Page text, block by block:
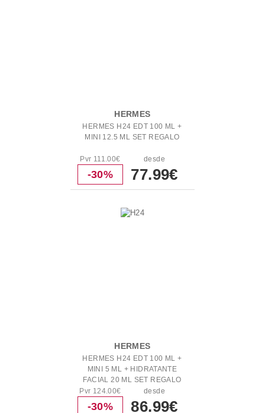
HERMES
HERMES H24 EDT 100 ML +
MINI 12.5 ML SET REGALO
Pvr 111.00€
-30%
desde
77.99€
HERMES
HERMES H24 EDT 100 ML +
MINI 5 ML + HIDRATANTE
FACIAL 20 ML SET REGALO
Pvr 124.00€
-30%
desde
86.99€